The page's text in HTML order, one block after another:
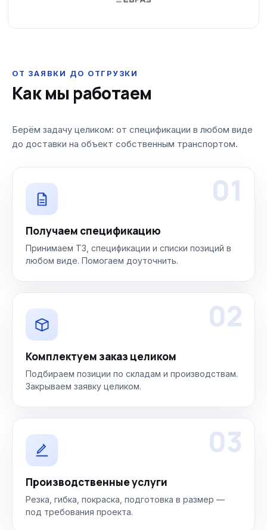
ОТ ЗАЯВКИ ДО ОТГРУЗКИ
Как мы работаем
Берём задачу целиком: от спецификации в любом виде
до доставки на объект собственным транспортом.
01
Получаем спецификацию
Принимаем ТЗ, спецификации и списки позиций в
любом виде. Помогаем доуточнить.
02
Комплектуем заказ целиком
Подбираем позиции по складам и производствам.
Закрываем заявку целиком.
03
Производственные услуги
Резка, гибка, покраска, подготовка в размер —
под требования проекта.